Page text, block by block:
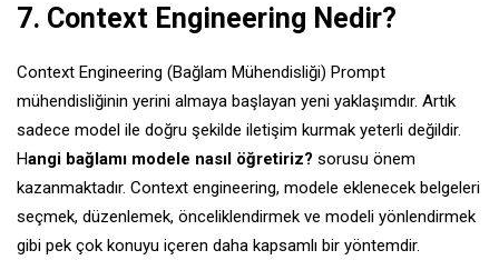
7. Context Engineering Nedir?
Context Engineering (Bağlam Mühendisliği) Prompt
mühendisliğinin yerini almaya başlayan yeni yaklaşımdır. Artık
sadece model ile doğru şekilde iletişim kurmak yeterli değildir.
Hangi bağlamı modele nasıl öğretiriz? sorusu önem
kazanmaktadır. Context engineering, modele eklenecek belgeleri
seçmek, düzenlemek, önceliklendirmek ve modeli yönlendirmek
gibi pek çok konuyu içeren daha kapsamlı bir yöntemdir.